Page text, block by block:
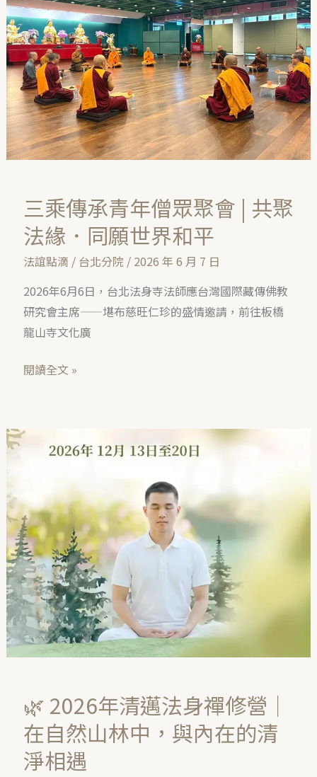
三乘傳承青年僧眾聚會 | 共聚
法緣．同願世界和平
法誼點滴 / 台北分院 / 2026 年 6 月 7 日
2026年6月6日，台北法身寺法師應台灣國際藏傳佛教
研究會主席——堪布慈旺仁珍的盛情邀請，前往板橋
龍山寺文化廣
青
年
僧
眾
聚
會
|
法
緣．
同
願
世
界
和
閱讀全文 »
🌿 2026年清邁法身禪修營｜
在自然山林中，與內在的清
淨相遇
🌿
清
邁
法
身
禪
修
營
｜
然
山
林
中，